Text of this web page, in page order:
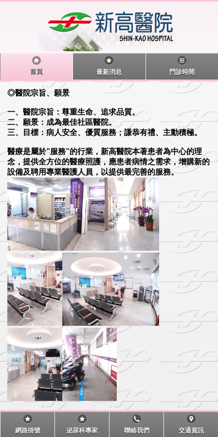
首頁 最新消息 門診時間
◎醫院宗旨、願景
一、醫院宗旨：尊重生命、追求品質。
二、願景：成為最佳社區醫院。
三、目標：病人安全、優質服務；謙恭有禮、主動積極。
醫療是屬於”服務”的行業，新高醫院本著患者為中心的理
念，提供全方位的醫療照護，應患者病情之需求，增購新的
設備及聘用專業醫護人員，以提供最完善的服務。
網路掛號 泌尿科專家 聯絡我們 交通資訊